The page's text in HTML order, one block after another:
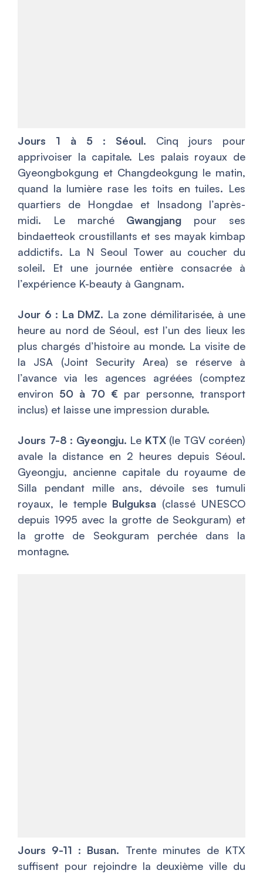
Jours 1 à 5 : Séoul. Cinq jours pour
apprivoiser la capitale. Les palais royaux de
Gyeongbokgung et Changdeokgung le matin,
quand la lumière rase les toits en tuiles. Les
quartiers de Hongdae et Insadong l’après-
midi. Le marché Gwangjang pour ses
bindaetteok croustillants et ses mayak kimbap
addictifs. La N Seoul Tower au coucher du
soleil. Et une journée entière consacrée à
l’expérience K-beauty à Gangnam.
Jour 6 : La DMZ. La zone démilitarisée, à une
heure au nord de Séoul, est l’un des lieux les
plus chargés d’histoire au monde. La visite de
la JSA (Joint Security Area) se réserve à
l’avance via les agences agréées (comptez
environ 50 à 70 € par personne, transport
inclus) et laisse une impression durable.
Jours 7-8 : Gyeongju. Le KTX(le TGV coréen)
avale la distance en 2 heures depuis Séoul.
Gyeongju, ancienne capitale du royaume de
Silla pendant mille ans, dévoile ses tumuli
royaux, le temple Bulguksa (classé UNESCO
depuis 1995 avec la grotte de Seokguram) et
la grotte de Seokguram perchée dans la
montagne.
Jours 9-11 : Busan. Trente minutes de KTX
suffisent pour rejoindre la deuxième ville du